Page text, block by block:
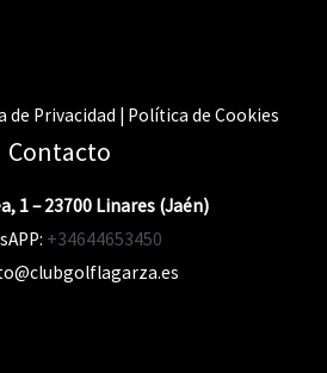
de Privacidad | Política de Cookies
Contacto
1 – 23700 Linares (Jaén)
+34644653450